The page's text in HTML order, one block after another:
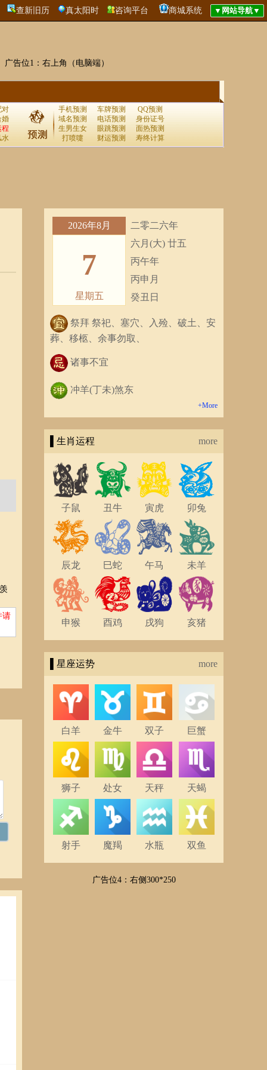
查新旧历 真太阳时 咨询平台 商城系统
广告位1：右上角（电脑端）
对
婚
程
水
手机预测 车牌预测
QQ预测
域名预测
电话预测
身份证号
生男生女
眼跳预测
面热预测
打喷嚏
财运预测 寿终计算
请
2026年8月
7
星期五
二零二六年
六月(大) 廿五
丙午年
丙申月
癸丑日
祭拜 祭祀、塞穴、入殓、破土、安
葬、移柩、余事勿取、
诸事不宜
冲羊(丁未)煞东
+More
▌生肖运程 more
子鼠 丑牛 寅虎 卯兔
辰龙 巳蛇 午马 未羊
申猴 酉鸡 戌狗 亥猪
▌星座运势 more
白羊 金牛 双子 巨蟹
狮子 处女 天秤 天蝎
射手 魔羯 水瓶 双鱼
广告位4：右侧300*250